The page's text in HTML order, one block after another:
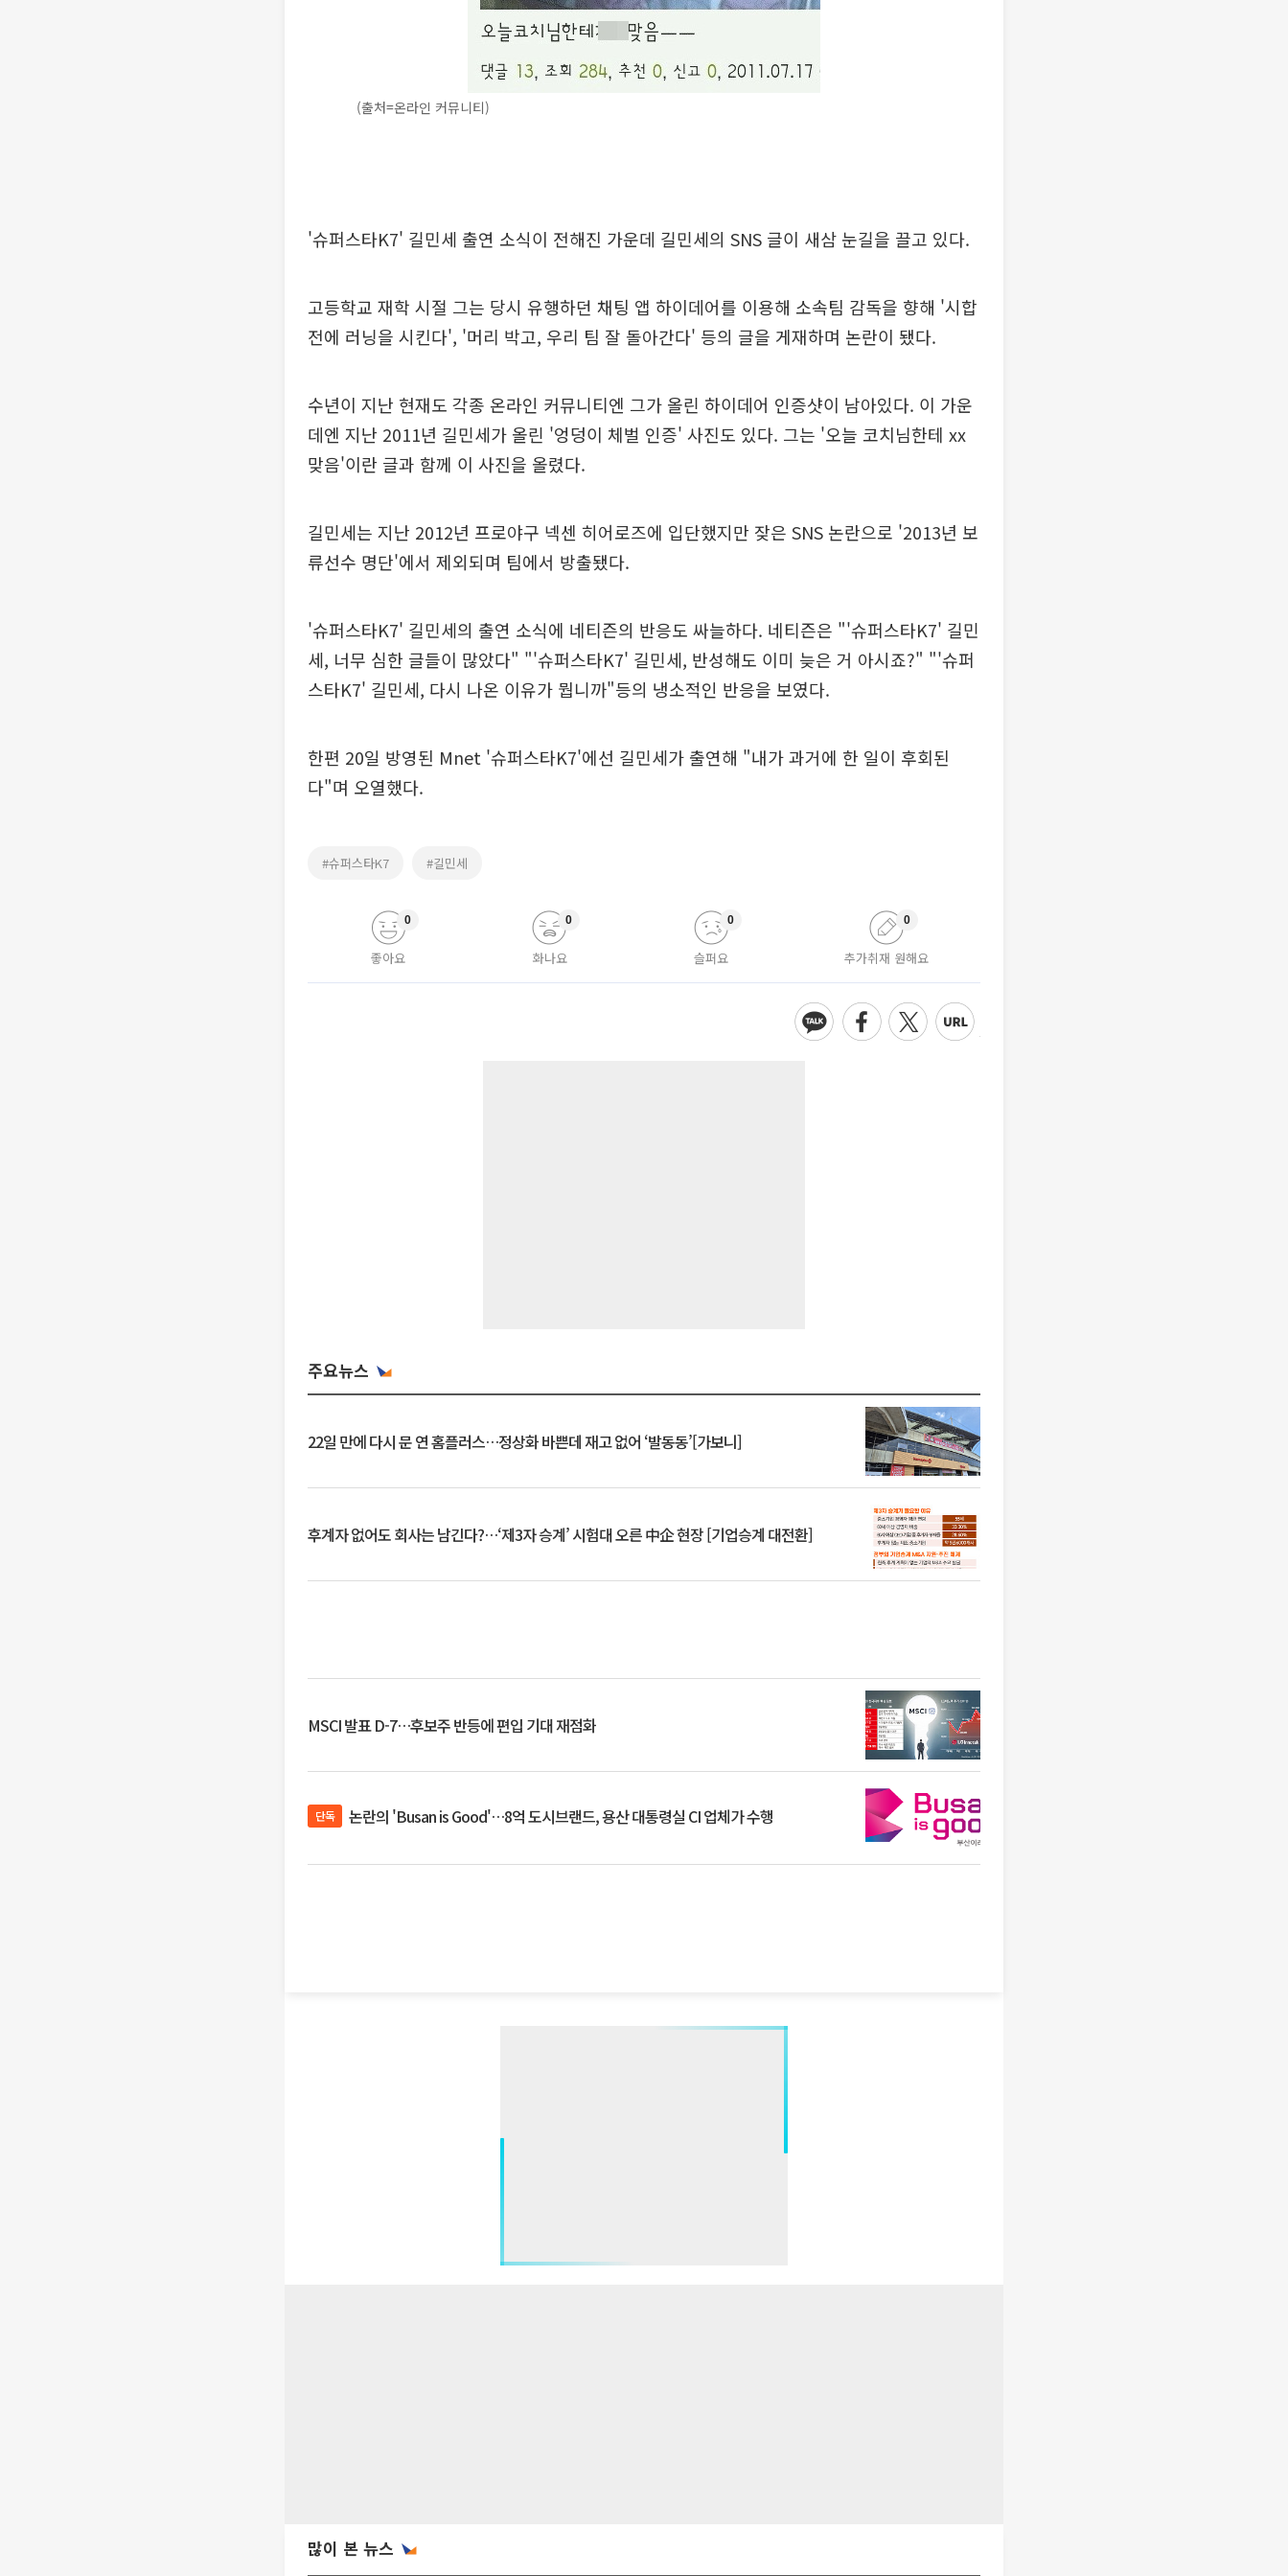
(출처=온라인 커뮤니티)
'슈퍼스타K7' 길민세 출연 소식이 전해진 가운데 길민세의 SNS 글이 새삼 눈길을 끌고 있다.
고등학교 재학 시절 그는 당시 유행하던 채팅 앱 하이데어를 이용해 소속팀 감독을 향해 '시합
전에 러닝을 시킨다', '머리 박고, 우리 팀 잘 돌아간다' 등의 글을 게재하며 논란이 됐다.
수년이 지난 현재도 각종 온라인 커뮤니티엔 그가 올린 하이데어 인증샷이 남아있다. 이 가운
데엔 지난 2011년 길민세가 올린 '엉덩이 체벌 인증' 사진도 있다. 그는 '오늘 코치님한테 xx
맞음'이란 글과 함께 이 사진을 올렸다.
길민세는 지난 2012년 프로야구 넥센 히어로즈에 입단했지만 잦은 SNS 논란으로 '2013년 보
류선수 명단'에서 제외되며 팀에서 방출됐다.
'슈퍼스타K7' 길민세의 출연 소식에 네티즌의 반응도 싸늘하다. 네티즌은 "'슈퍼스타K7' 길민
세, 너무 심한 글들이 많았다" "'슈퍼스타K7' 길민세, 반성해도 이미 늦은 거 아시죠?" "'슈퍼
스타K7' 길민세, 다시 나온 이유가 뭡니까"등의 냉소적인 반응을 보였다.
한편 20일 방영된 Mnet '슈퍼스타K7'에선 길민세가 출연해 "내가 과거에 한 일이 후회된
다"며 오열했다.
#슈퍼스타K7 #길민세
좋아요
0
화나요
0
슬퍼요
0
추가취재 원해요
0
주요뉴스
22일 만에 다시 문 연 홈플러스…정상화 바쁜데 재고 없어 ‘발동동’[가보니]
후계자 없어도 회사는 남긴다?…‘제3자 승계’ 시험대 오른 中企 현장 [기업승계 대전환]
MSCI 발표 D-7…후보주 반등에 편입 기대 재점화
단독 논란의 'Busan is Good'…8억 도시브랜드, 용산 대통령실 CI 업체가 수행
많이 본 뉴스